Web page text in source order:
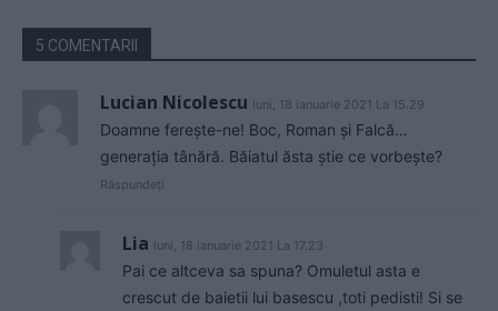
5 COMENTARII
Lucian Nicolescu luni, 18 ianuarie 2021 La 15.29
Doamne ferește-ne! Boc, Roman și Falcă…
generația tânără. Băiatul ăsta știe ce vorbește?
Răspundeți
Lia luni, 18 ianuarie 2021 La 17.23
Pai ce altceva sa spuna? Omuletul asta e
crescut de baietii lui basescu ,toti pedisti! Si se